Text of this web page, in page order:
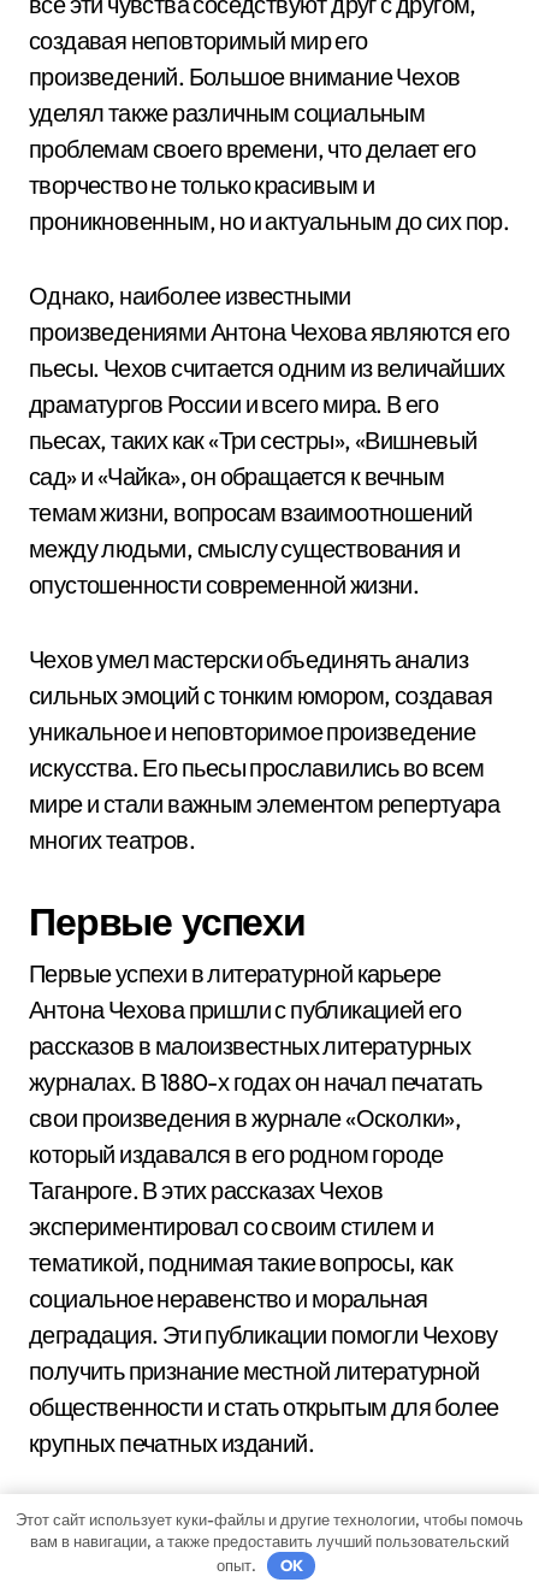
создавая неповторимый мир его
произведений. Большое внимание Чехов
уделял также различным социальным
проблемам своего времени, что делает его
творчество не только красивым и
проникновенным, но и актуальным до сих пор.
Однако, наиболее известными
произведениями Антона Чехова являются его
пьесы. Чехов считается одним из величайших
драматургов России и всего мира. В его
пьесах, таких как «Три сестры», «Вишневый
сад» и «Чайка», он обращается к вечным
темам жизни, вопросам взаимоотношений
между людьми, смыслу существования и
опустошенности современной жизни.
Чехов умел мастерски объединять анализ
сильных эмоций с тонким юмором, создавая
уникальное и неповторимое произведение
искусства. Его пьесы прославились во всем
мире и стали важным элементом репертуара
многих театров.
Первые успехи
Первые успехи в литературной карьере
Антона Чехова пришли с публикацией его
рассказов в малоизвестных литературных
журналах. В 1880-х годах он начал печатать
свои произведения в журнале «Осколки»,
который издавался в его родном городе
Таганроге. В этих рассказах Чехов
экспериментировал со своим стилем и
тематикой, поднимая такие вопросы, как
социальное неравенство и моральная
деградация. Эти публикации помогли Чехову
получить признание местной литературной
общественности и стать открытым для более
крупных печатных изданий.
Известность Чехова в России значительно
выросла после публикации его рассказов в
Этот сайт использует куки-файлы и другие технологии, чтобы помочь
вам в навигации, а также предоставить лучший пользовательский
опыт.
OK